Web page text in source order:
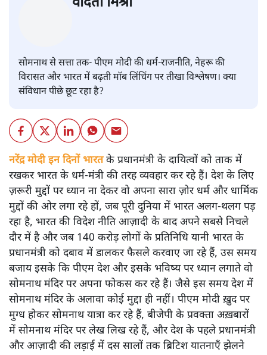
वंदिता मिश्रा
सोमनाथ से सत्ता तक- पीएम मोदी की धर्म-राजनीति, नेहरू की
विरासत और भारत में बढ़ती मॉब लिंचिंग पर तीखा विश्लेषण। क्या
संविधान पीछे छूट रहा है?
नरेंद्र मोदी इन दिनों भारतके प्रधानमंत्री के दायित्वों को ताक में
रखकर भारत के धर्म-मंत्री की तरह व्यवहार कर रहे हैं। देश के लिए
ज़रूरी मुद्दों पर ध्यान ना देकर वो अपना सारा ज़ोर धर्म और धार्मिक
मुद्दों की ओर लगा रहे हों, जब पूरी दुनिया में भारत अलग-थलग पड़